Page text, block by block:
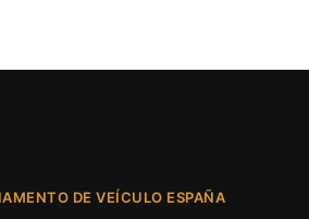
DE VEÍCULO ESPAÑA